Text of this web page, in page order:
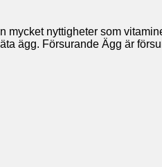
nyttigheter som
ägg. Försurande Ägg är